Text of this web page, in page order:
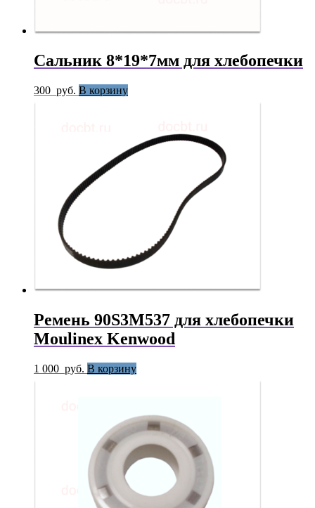
Сальник 8*19*7мм для хлебопечки
300 руб. В корзину
Ремень 90S3M537 для хлебопечки
Moulinex Kenwood
1 000 руб. В корзину